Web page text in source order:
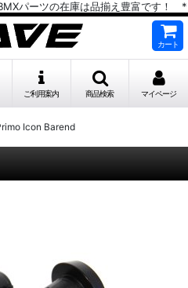
パーツの在庫は品揃え豊富です！ *
カート
ご利用案内 商品検索 マイページ
Icon Barend